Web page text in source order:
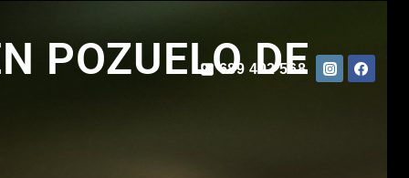
689 402 568
POZUELO DE